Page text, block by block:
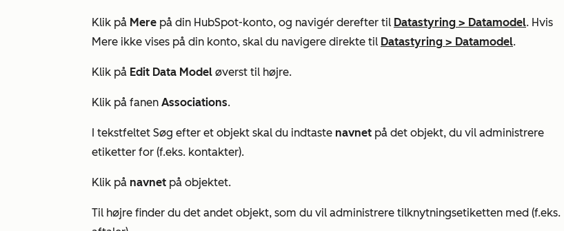
Klik på Mere på din HubSpot-konto, og navigér derefter til Datastyring > Datamodel. Hvis
Mere ikke vises på din konto, skal du navigere direkte til Datastyring > Datamodel.
Klik på Edit Data Model øverst til højre.
Klik på fanen Associations.
I tekstfeltet Søg efter et objekt skal du indtaste navnet på det objekt, du vil administrere
etiketter for (f.eks. kontakter).
Klik på navnet på objektet.
Til højre finder du det andet objekt, som du vil administrere tilknytningsetiketten med (f.eks.